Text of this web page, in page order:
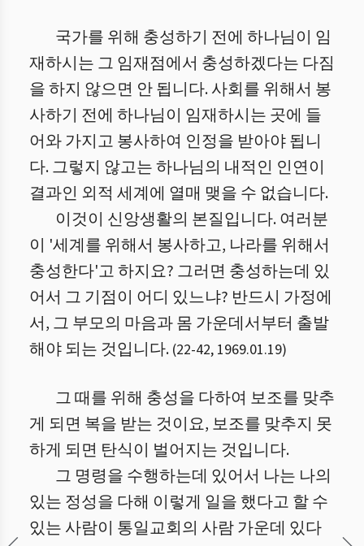
국가를 위해 충성하기 전에 하나님이 임
재하시는 그 임재점에서 충성하겠다는 다짐
을 하지 않으면 안 됩니다. 사회를 위해서 봉
사하기 전에 하나님이 임재하시는 곳에 들
어와 가지고 봉사하여 인정을 받아야 됩니
다. 그렇지 않고는 하나님의 내적인 인연이
결과인 외적 세계에 열매 맺을 수 없습니다.
이것이 신앙생활의 본질입니다. 여러분
이 '세계를 위해서 봉사하고, 나라를 위해서
충성한다'고 하지요? 그러면 충성하는데 있
어서 그 기점이 어디 있느냐? 반드시 가정에
서, 그 부모의 마음과 몸 가운데서부터 출발
해야 되는 것입니다. (22-42, 1969.01.19)
그 때를 위해 충성을 다하여 보조를 맞추
게 되면 복을 받는 것이요, 보조를 맞추지 못
하게 되면 탄식이 벌어지는 것입니다.
그 명령을 수행하는데 있어서 나는 나의
있는 정성을 다해 이렇게 일을 했다고 할 수
있는 사람이 통일교회의 사람 가운데 있다